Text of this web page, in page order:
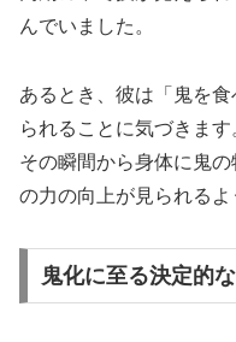
んでいました。
あるとき、彼は「鬼を
られることに気づきます
その瞬間から身体に鬼
の力の向上が見られるよ
鬼化に至る決定的